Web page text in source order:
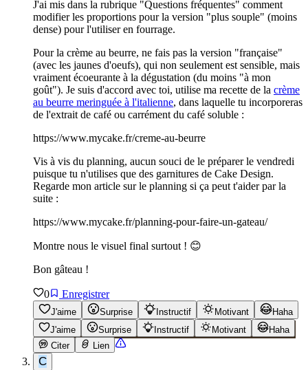
J'ai mis dans la rubrique "Questions fréquentes" comment
modifier les proportions pour la version "plus souple" (moins
dense) pour l'utiliser en fourrage.
Pour la crème au beurre, ne fais pas la version "française"
(avec les jaunes d'oeufs), qui non seulement est sensible, mais
vraiment écoeurante à la dégustation (du moins "à mon
goût"). Je suis d'accord avec toi, utilise ma recette de la crème
au beurre meringuée à l'italienne, dans laquelle tu incorporeras
de l'extrait de café ou carrément du café soluble :
https://www.mycake.fr/creme-au-beurre
Vis à vis du planning, aucun souci de le préparer le vendredi
puisque tu n'utilises que des garnitures de Cake Design.
Regarde mon article sur le planning si ça peut t'aider par la
suite :
https://www.mycake.fr/planning-pour-faire-un-gateau/
Montre nous le visuel final surtout ! 😊
Bon gâteau !
0 Enregistrer
J'aime Surprise Instructif Motivant
Haha
J'aime
Surprise Instructif Motivant
Haha
Citer
Lien
C